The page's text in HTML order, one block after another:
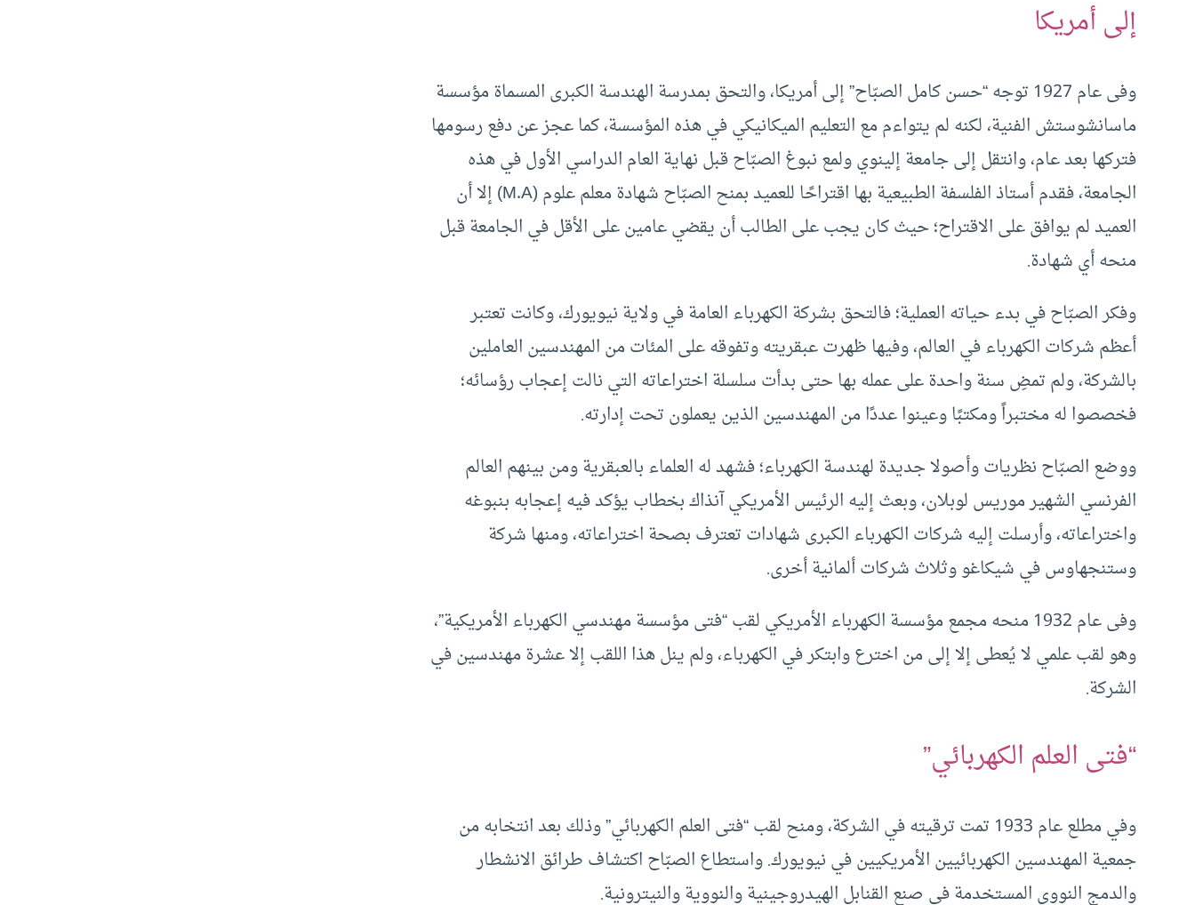
إلى أمريكا
وفى عام 1927 توجه “حسن كامل الصبّاح” إلى أمريكا، والتحق بمدرسة الهندسة الكبرى المسماة مؤسسة
ماسانشوستش الفنية، لكنه لم يتواءم مع التعليم الميكانيكي في هذه المؤسسة، كما عجز عن دفع رسومها
فتركها بعد عام، وانتقل إلى جامعة إلينوي ولمع نبوغ الصبّاح قبل نهاية العام الدراسي الأول في هذه
الجامعة، فقدم أستاذ الفلسفة الطبيعية بها اقتراحًا للعميد بمنح الصبّاح شهادة معلم علوم (M.A) إلا أن
العميد لم يوافق على الاقتراح؛ حيث كان يجب على الطالب أن يقضي عامين على الأقل في الجامعة قبل
منحه أي شهادة.
وفكر الصبّاح في بدء حياته العملية؛ فالتحق بشركة الكهرباء العامة في ولاية نيويورك، وكانت تعتبر
أعظم شركات الكهرباء في العالم، وفيها ظهرت عبقريته وتفوقه على المئات من المهندسين العاملين
بالشركة، ولم تمضِ سنة واحدة على عمله بها حتى بدأت سلسلة اختراعاته التي نالت إعجاب رؤسائه؛
فخصصوا له مختبراً ومكتبًا وعينوا عددًا من المهندسين الذين يعملون تحت إدارته.
ووضع الصبّاح نظريات وأصولا جديدة لهندسة الكهرباء؛ فشهد له العلماء بالعبقرية ومن بينهم العالم
الفرنسي الشهير موريس لوبلان، وبعث إليه الرئيس الأمريكي آنذاك بخطاب يؤكد فيه إعجابه بنبوغه
واختراعاته، وأرسلت إليه شركات الكهرباء الكبرى شهادات تعترف بصحة اختراعاته، ومنها شركة
وستنجهاوس في شيكاغو وثلاث شركات ألمانية أخرى.
وفى عام 1932 منحه مجمع مؤسسة الكهرباء الأمريكي لقب “فتى مؤسسة مهندسي الكهرباء الأمريكية”،
وهو لقب علمي لا يُعطى إلا إلى من اخترع وابتكر في الكهرباء، ولم ينل هذا اللقب إلا عشرة مهندسين في
الشركة.
“فتى العلم الكهربائي”
وفي مطلع عام 1933 تمت ترقيته في الشركة، ومنح لقب “فتى العلم الكهربائي” وذلك بعد انتخابه من
جمعية المهندسين الكهربائيين الأمريكيين في نيويورك. واستطاع الصبّاح اكتشاف طرائق الانشطار
والدمج النووي المستخدمة في صنع القنابل الهيدروجينية والنووية والنيترونية.